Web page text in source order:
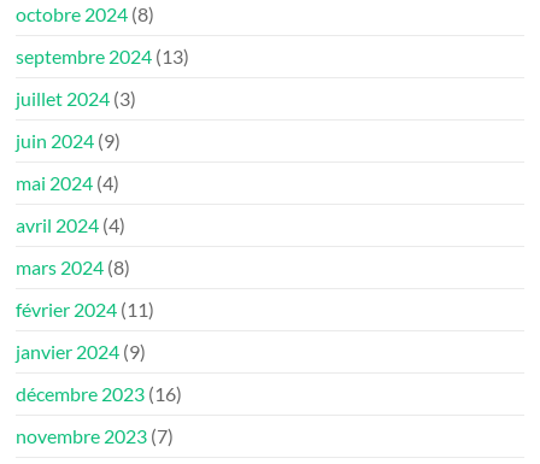
octobre 2024 (8)
septembre 2024 (13)
juillet 2024 (3)
juin 2024 (9)
mai 2024 (4)
avril 2024 (4)
mars 2024 (8)
février 2024 (11)
janvier 2024 (9)
décembre 2023 (16)
novembre 2023 (7)